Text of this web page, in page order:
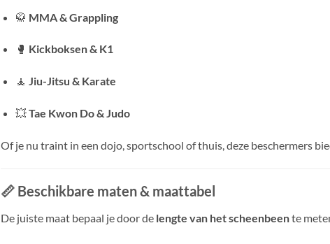
🥋 MMA & Grappling
🥊 Kickboksen & K1
🧘 Jiu-Jitsu & Karate
💥Tae Kwon Do & Judo
Of je nu traint in een dojo, sportschool of thuis, deze beschermers
📏 Beschikbare maten & maattabel
De juiste maat bepaal je door de lengte van het scheenbeente